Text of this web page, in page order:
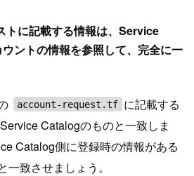
トに記載する情報は、Service
ントの情報を参照して、完全に一
account-request.tf に記載する
Catalogのものと一致しま
Catalog側に登録時の情報がある
致させましょう。